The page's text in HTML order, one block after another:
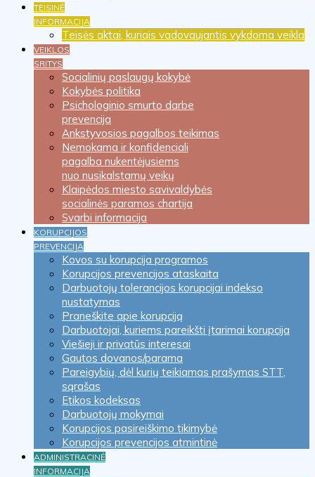
TEISINĖ
INFORMACIJA
Teisės aktai, kuriais vadovaujantis vykdoma veikla
VEIKLOS
SRITYS
Socialinių paslaugų kokybė
Kokybės politika
Psichologinio smurto darbe
prevencija
Ankstyvosios pagalbos teikimas
Nemokama ir konfidenciali
pagalba nukentėjusiems
nuo nusikalstamų veikų
Klaipėdos miesto savivaldybės
socialinės paramos chartija
Svarbi informacija
KORUPCIJOS
PREVENCIJA
Kovos su korupcija programos
Korupcijos prevencijos ataskaita
Darbuotojų tolerancijos korupcijai indekso
nustatymas
Praneškite apie korupciją
Darbuotojai, kuriems pareikšti įtarimai korupcija
Viešieji ir privatūs interesai
Gautos dovanos/parama
Pareigybių, dėl kurių teikiamas prašymas STT,
sąrašas
Etikos kodeksas
Darbuotojų mokymai
Korupcijos pasireiškimo tikimybė
Korupcijos prevencijos atmintinė
ADMINISTRACINĖ
INFORMACIJA